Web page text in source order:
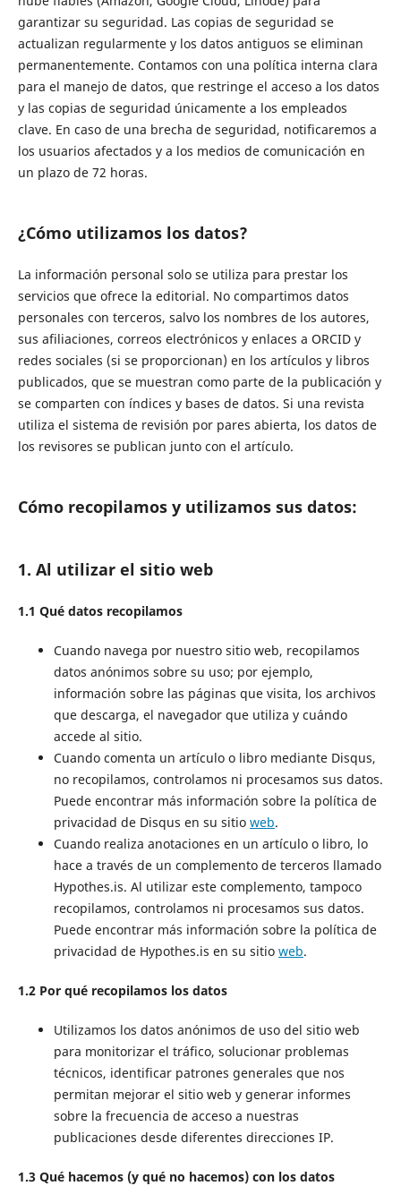
garantizar su seguridad. Las copias de seguridad se
actualizan regularmente y los datos antiguos se eliminan
permanentemente. Contamos con una política interna clara
para el manejo de datos, que restringe el acceso a los datos
y las copias de seguridad únicamente a los empleados
clave. En caso de una brecha de seguridad, notificaremos a
los usuarios afectados y a los medios de comunicación en
un plazo de 72 horas.
¿Cómo utilizamos los datos?
La información personal solo se utiliza para prestar los
servicios que ofrece la editorial. No compartimos datos
personales con terceros, salvo los nombres de los autores,
sus afiliaciones, correos electrónicos y enlaces a ORCID y
redes sociales (si se proporcionan) en los artículos y libros
publicados, que se muestran como parte de la publicación y
se comparten con índices y bases de datos. Si una revista
utiliza el sistema de revisión por pares abierta, los datos de
los revisores se publican junto con el artículo.
Cómo recopilamos y utilizamos sus datos:
1. Al utilizar el sitio web
1.1 Qué datos recopilamos
Cuando navega por nuestro sitio web, recopilamos
datos anónimos sobre su uso; por ejemplo,
información sobre las páginas que visita, los archivos
que descarga, el navegador que utiliza y cuándo
accede al sitio.
Cuando comenta un artículo o libro mediante Disqus,
no recopilamos, controlamos ni procesamos sus datos.
Puede encontrar más información sobre la política de
privacidad de Disqus en su sitio web.
Cuando realiza anotaciones en un artículo o libro, lo
hace a través de un complemento de terceros llamado
Hypothes.is. Al utilizar este complemento, tampoco
recopilamos, controlamos ni procesamos sus datos.
Puede encontrar más información sobre la política de
privacidad de Hypothes.is en su sitio web.
1.2 Por qué recopilamos los datos
Utilizamos los datos anónimos de uso del sitio web
para monitorizar el tráfico, solucionar problemas
técnicos, identificar patrones generales que nos
permitan mejorar el sitio web y generar informes
sobre la frecuencia de acceso a nuestras
publicaciones desde diferentes direcciones IP.
1.3 Qué hacemos (y qué no hacemos) con los datos